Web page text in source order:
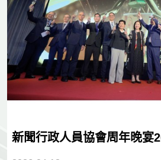
新聞行政人員協會周年晚宴